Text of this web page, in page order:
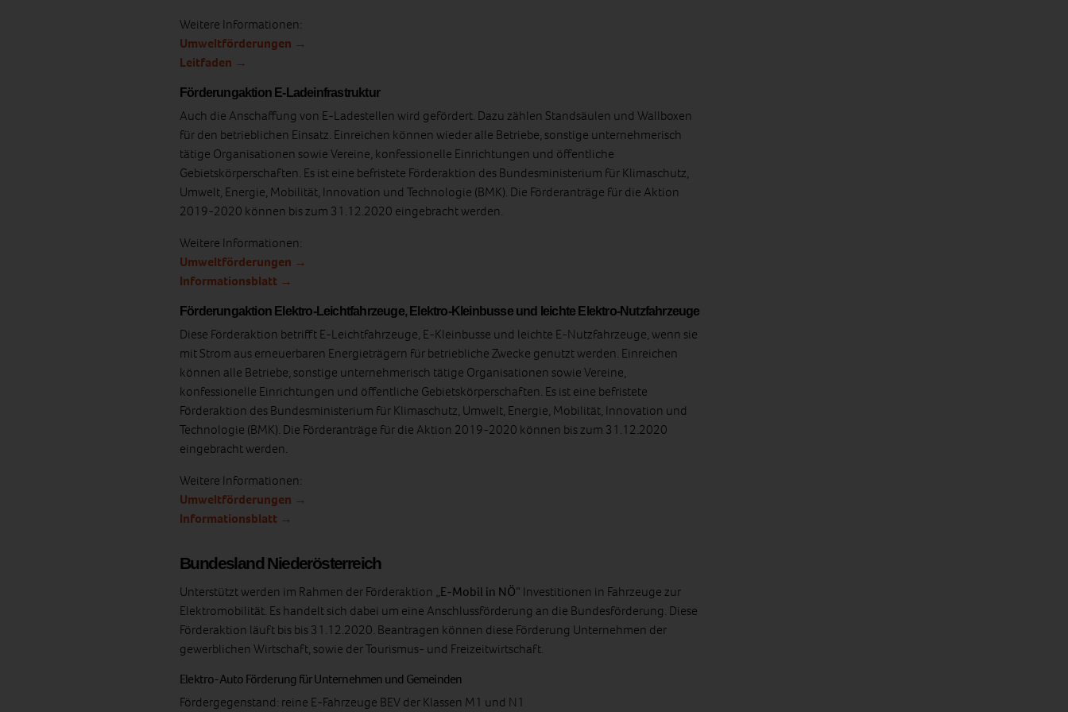
Weitere Informationen:
Umweltförderungen →
Leitfaden →
Förderungaktion E-Ladeinfrastruktur
Auch die Anschaffung von E-Ladestellen wird gefördert. Dazu zählen Standsäulen und Wallboxen
für den betrieblichen Einsatz. Einreichen können wieder alle Betriebe, sonstige unternehmerisch
tätige Organisationen sowie Vereine, konfessionelle Einrichtungen und öffentliche
Gebietskörperschaften. Es ist eine befristete Förderaktion des Bundesministerium für Klimaschutz,
Umwelt, Energie, Mobilität, Innovation und Technologie (BMK). Die Förderanträge für die Aktion
2019-2020 können bis zum 31.12.2020 eingebracht werden.
Weitere Informationen:
Umweltförderungen →
Informationsblatt →
Förderungaktion Elektro-Leichtfahrzeuge, Elektro-Kleinbusse und leichte Elektro-Nutzfahrzeuge
Diese Förderaktion betrifft E-Leichtfahrzeuge, E-Kleinbusse und leichte E-Nutzfahrzeuge, wenn sie
mit Strom aus erneuerbaren Energieträgern für betriebliche Zwecke genutzt werden. Einreichen
können alle Betriebe, sonstige unternehmerisch tätige Organisationen sowie Vereine,
konfessionelle Einrichtungen und öffentliche Gebietskörperschaften. Es ist eine befristete
Förderaktion des Bundesministerium für Klimaschutz, Umwelt, Energie, Mobilität, Innovation und
Technologie (BMK). Die Förderanträge für die Aktion 2019-2020 können bis zum 31.12.2020
eingebracht werden.
Weitere Informationen:
Umweltförderungen →
Informationsblatt →
Bundesland Niederösterreich
Unterstützt werden im Rahmen der Förderaktion „E-Mobil in NÖ“ Investitionen in Fahrzeuge zur
Elektromobilität. Es handelt sich dabei um eine Anschlussförderung an die Bundesförderung. Diese
Förderaktion läuft bis bis 31.12.2020. Beantragen können diese Förderung Unternehmen der
gewerblichen Wirtschaft, sowie der Tourismus- und Freizeitwirtschaft.
Elektro-Auto Förderung für Unternehmen und Gemeinden
Fördergegenstand: reine E-Fahrzeuge BEV der Klassen M1 und N1